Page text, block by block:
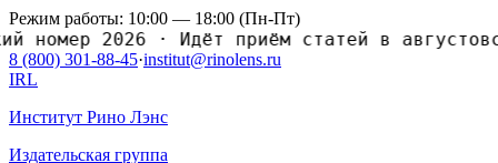
Режим работы: 10:00 — 18:00 (Пн-Пт)
2026·Идёт приём статей в
8 (800) 301-88-45·institut@rinolens.ru
IRL
Институт Рино Лэнс
Издательская группа